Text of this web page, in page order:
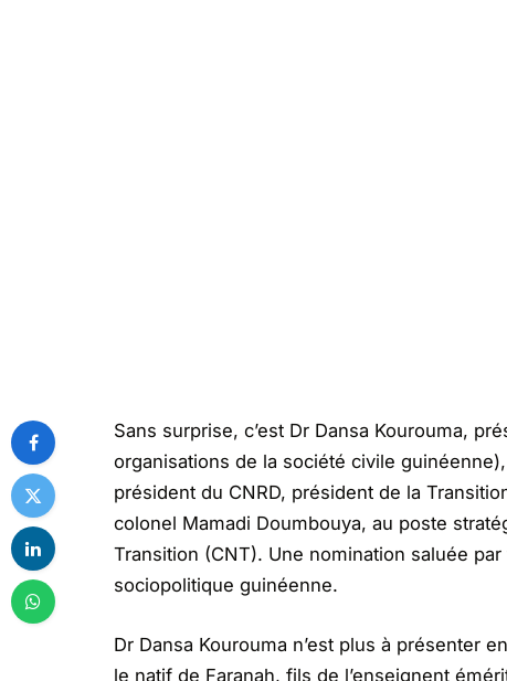
Sans surprise, c’est Dr Dansa Kourouma,
organisations de la société civile
président du CNRD, président de la
colonel Mamadi Doumbouya, au poste
Transition (CNT). Une nomination saluée
sociopolitique guinéenne.
Dr Dansa Kourouma n’est plus à présenter
le natif de Faranah, fils de l’enseignent